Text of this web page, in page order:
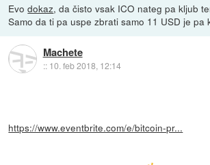
Evodokaz, da čisto vsak ICO nateg pa kljub
Samo da ti pa uspe zbrati samo 11 USD je pa
Machete
:: 10. feb 2018, 12:14
https://www.eventbrite.com/e/bitcoin-pr...